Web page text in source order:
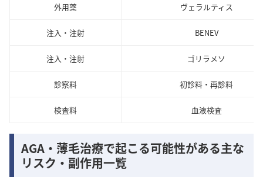
外用薬 ヴェラルティス
注入・注射 BENEV
注入・注射 ゴリラメソ
診察料 初診料・再診料
検査料 血液検査
AGA・薄毛治療で起こる可能性がある主な
リスク・副作用一覧